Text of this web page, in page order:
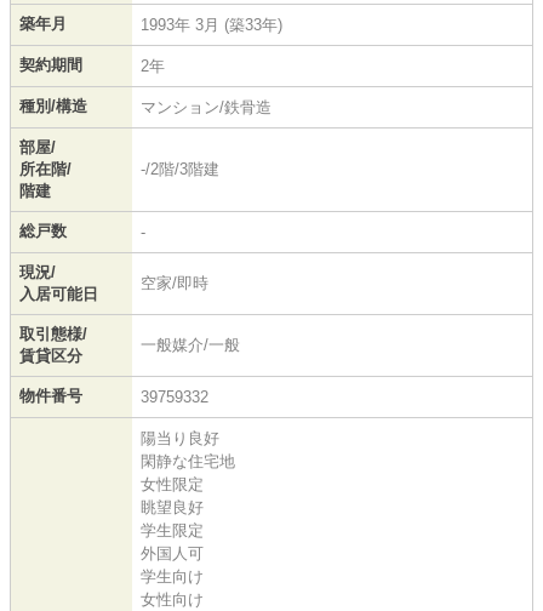
築年月 1993年 3月 (築33年)
契約期間 2年
種別/構造 マンション/鉄骨造
部屋/
所在階/
階建
-/2階/3階建
総戸数 -
現況/
入居可能日
空家/即時
取引態様/
賃貸区分
一般媒介/一般
物件番号 39759332
陽当り良好
閑静な住宅地
女性限定
眺望良好
学生限定
外国人可
学生向け
女性向け